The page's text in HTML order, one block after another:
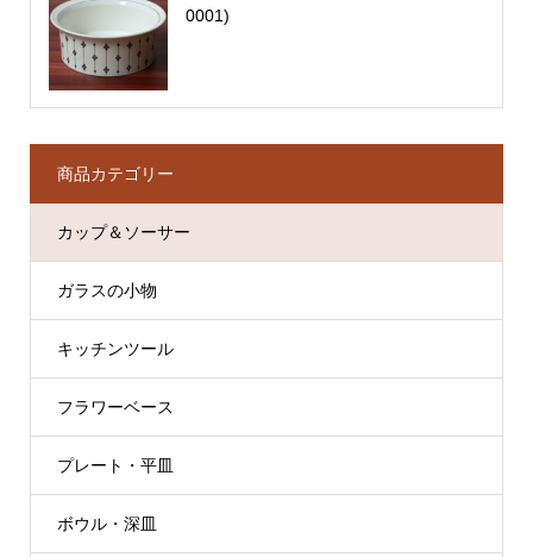
0001)
商品カテゴリー
カップ＆ソーサー
ガラスの小物
キッチンツール
フラワーベース
プレート・平皿
ボウル・深皿